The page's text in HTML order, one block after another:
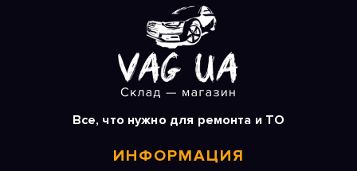
Все, что нужно для ремонта и ТО
ИНФОРМАЦИЯ